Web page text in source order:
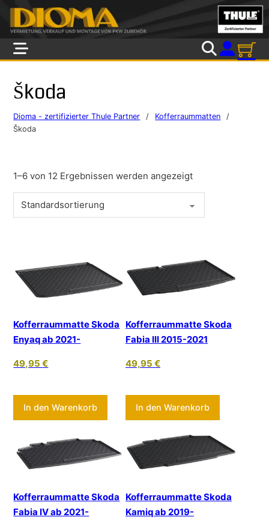
Skip to main content
Skip to footer
Škoda
Dioma - zertifizierter Thule Partner / Kofferraummatten
/
Škoda
1–6 von 12 Ergebnissen werden angezeigt
Kofferraummatte Skoda
Enyaq ab 2021-
49,95€
In den Warenkorb
Kofferraummatte Skoda
Fabia III 2015-2021
49,95 €
In den Warenkorb
Kofferraummatte Skoda
Fabia IV ab 2021-
Kofferraummatte Skoda
Kamiq ab 2019-